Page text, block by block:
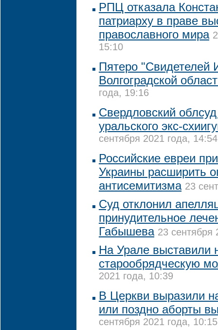
РПЦ отказала
патриарху в праве
православного мира
15:10
Пятеро "Свидетелей
Волгоградской
года, 19:16
Свердловский
уральского экс-
сентября 2021 года, 14:54
Российские евреи
Украины расширить
антисемитизма 23
Суд отклонил
принудительное
Габышева 23 сентября
На Урале выставили
старообрядческую
2021 года, 10:39
В Церкви выразили
или поздно аборты
сентября 2021 года, 10:15